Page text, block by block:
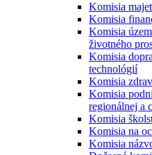
Komisia
Komisia
Komisia
životného
Komisia
technológií
Komisia
Komisia
regionálnej a
Komisia
Komisia na
Komisia